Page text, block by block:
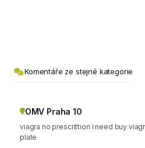
Komentáře ze stejné kategorie
OMV Praha 10
viagra no prescrittion i need buy viagra in sydney
plate